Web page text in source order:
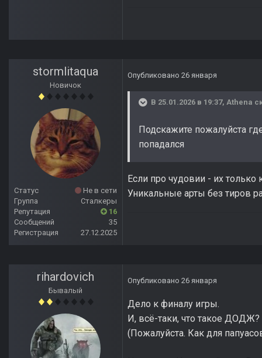
stormlitaqua
Новичок
Статус
Не в сети
Группа
Сталкеры
Репутация
16
Сообщений
35
Регистрация
27.12.2025
Опубликовано 26 января
В 25.01.2026 в 19:37, Athena
Подскажите пожалуйста
попадался
Если про чудовии - их
Уникальные арты без тиров
rihardovich
Бывалый
Опубликовано 26 января
Дело к финалу игры.
И, всё-таки, что такое
(Пожалуйста. Как для